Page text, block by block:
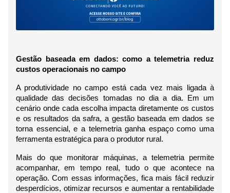
Gestão baseada em dados: como a telemetria reduz
custos operacionais no campo
A produtividade no campo está cada vez mais ligada à
qualidade das decisões tomadas no dia a dia. Em um
cenário onde cada escolha impacta diretamente os custos
e os resultados da safra, a gestão baseada em dados se
torna essencial, e a telemetria ganha espaço como uma
ferramenta estratégica para o produtor rural.
Mais do que monitorar máquinas, a telemetria permite
acompanhar, em tempo real, tudo o que acontece na
operação. Com essas informações, fica mais fácil reduzir
desperdícios, otimizar recursos e aumentar a rentabilidade